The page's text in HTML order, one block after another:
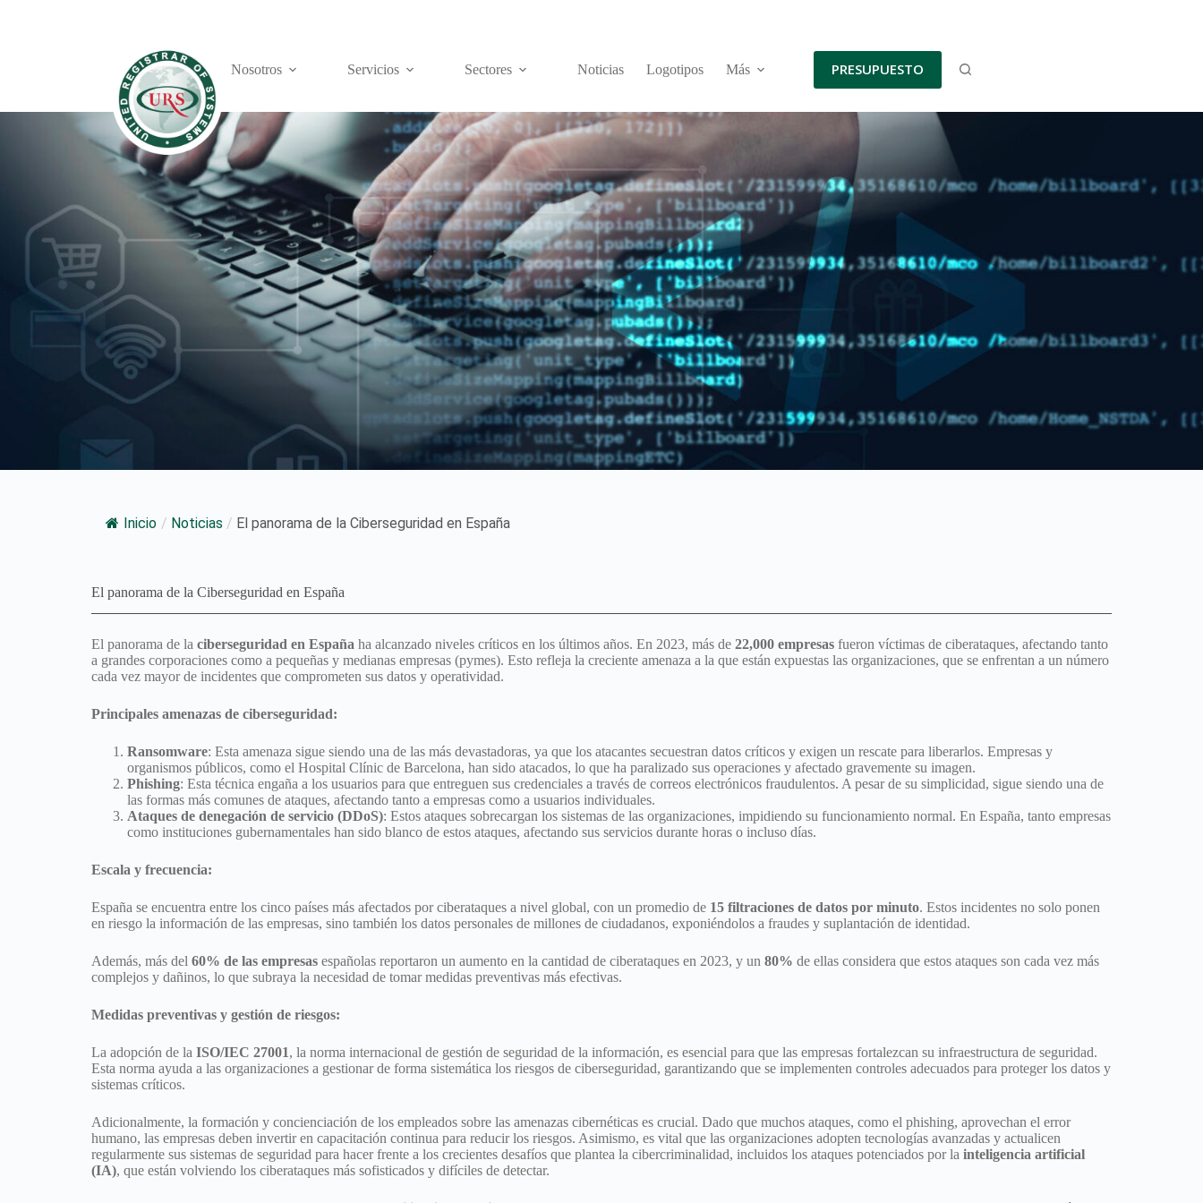
Nosotros Servicios Sectores Noticias Logotipos Más PRESUPUESTO
Inicio / Noticias / El panorama de la Ciberseguridad en España
El panorama de la Ciberseguridad en España
El panorama de la ciberseguridad en España ha alcanzado niveles críticos en los últimos años. En 2023, más de 22,000 empresas fueron víctimas de ciberataques, afectando tanto
a grandes corporaciones como a pequeñas y medianas empresas (pymes). Esto refleja la creciente amenaza a la que están expuestas las organizaciones, que se enfrentan a un número
cada vez mayor de incidentes que comprometen sus datos y operatividad.
Principales amenazas de ciberseguridad:
Ransomware: Esta amenaza sigue siendo una de las más devastadoras, ya que los atacantes secuestran datos críticos y exigen un rescate para liberarlos. Empresas y
organismos públicos, como el Hospital Clínic de Barcelona, han sido atacados, lo que ha paralizado sus operaciones y afectado gravemente su imagen.
Phishing: Esta técnica engaña a los usuarios para que entreguen sus credenciales a través de correos electrónicos fraudulentos. A pesar de su simplicidad, sigue siendo una de
las formas más comunes de ataques, afectando tanto a empresas como a usuarios individuales.
Ataques de denegación de servicio (DDoS): Estos ataques sobrecargan los sistemas de las organizaciones, impidiendo su funcionamiento normal. En España, tanto empresas
como instituciones gubernamentales han sido blanco de estos ataques, afectando sus servicios durante horas o incluso días.
Escala y frecuencia:
España se encuentra entre los cinco países más afectados por ciberataques a nivel global, con un promedio de 15 filtraciones de datos por minuto. Estos incidentes no solo ponen
en riesgo la información de las empresas, sino también los datos personales de millones de ciudadanos, exponiéndolos a fraudes y suplantación de identidad.
Además, más del 60% de las empresas españolas reportaron un aumento en la cantidad de ciberataques en 2023, y un 80% de ellas considera que estos ataques son cada vez más
complejos y dañinos, lo que subraya la necesidad de tomar medidas preventivas más efectivas.
Medidas preventivas y gestión de riesgos:
La adopción de la ISO/IEC 27001, la norma internacional de gestión de seguridad de la información, es esencial para que las empresas fortalezcan su infraestructura de seguridad.
Esta norma ayuda a las organizaciones a gestionar de forma sistemática los riesgos de ciberseguridad, garantizando que se implementen controles adecuados para proteger los datos y
sistemas críticos.
Adicionalmente, la formación y concienciación de los empleados sobre las amenazas cibernéticas es crucial. Dado que muchos ataques, como el phishing, aprovechan el error
humano, las empresas deben invertir en capacitación continua para reducir los riesgos. Asimismo, es vital que las organizaciones adopten tecnologías avanzadas y actualicen
regularmente sus sistemas de seguridad para hacer frente a los crecientes desafíos que plantea la cibercriminalidad, incluidos los ataques potenciados por la inteligencia artificial
(IA), que están volviendo los ciberataques más sofisticados y difíciles de detectar.